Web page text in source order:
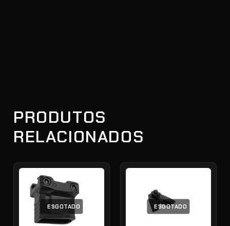
PRODUTOS
RELACIONADOS
ESGOTADO ESGOTADO